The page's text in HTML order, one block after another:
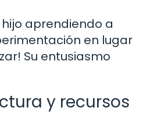
aprendiendo a
en lugar
Su entusiasmo
y recursos